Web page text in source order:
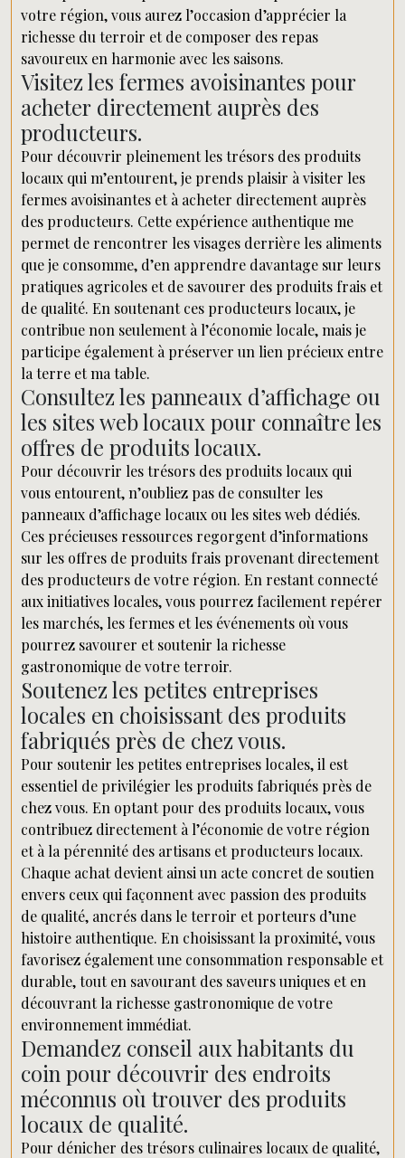
votre région, vous aurez l’occasion d’apprécier la
richesse du terroir et de composer des repas
savoureux en harmonie avec les saisons.
Visitez les fermes avoisinantes pour
acheter directement auprès des
producteurs.
Pour découvrir pleinement les trésors des produits
locaux qui m’entourent, je prends plaisir à visiter les
fermes avoisinantes et à acheter directement auprès
des producteurs. Cette expérience authentique me
permet de rencontrer les visages derrière les aliments
que je consomme, d’en apprendre davantage sur leurs
pratiques agricoles et de savourer des produits frais et
de qualité. En soutenant ces producteurs locaux, je
contribue non seulement à l’économie locale, mais je
participe également à préserver un lien précieux entre
la terre et ma table.
Consultez les panneaux d’affichage ou
les sites web locaux pour connaître les
offres de produits locaux.
Pour découvrir les trésors des produits locaux qui
vous entourent, n’oubliez pas de consulter les
panneaux d’affichage locaux ou les sites web dédiés.
Ces précieuses ressources regorgent d’informations
sur les offres de produits frais provenant directement
des producteurs de votre région. En restant connecté
aux initiatives locales, vous pourrez facilement repérer
les marchés, les fermes et les événements où vous
pourrez savourer et soutenir la richesse
gastronomique de votre terroir.
Soutenez les petites entreprises
locales en choisissant des produits
fabriqués près de chez vous.
Pour soutenir les petites entreprises locales, il est
essentiel de privilégier les produits fabriqués près de
chez vous. En optant pour des produits locaux, vous
contribuez directement à l’économie de votre région
et à la pérennité des artisans et producteurs locaux.
Chaque achat devient ainsi un acte concret de soutien
envers ceux qui façonnent avec passion des produits
de qualité, ancrés dans le terroir et porteurs d’une
histoire authentique. En choisissant la proximité, vous
favorisez également une consommation responsable et
durable, tout en savourant des saveurs uniques et en
découvrant la richesse gastronomique de votre
environnement immédiat.
Demandez conseil aux habitants du
coin pour découvrir des endroits
méconnus où trouver des produits
locaux de qualité.
Pour dénicher des trésors culinaires locaux de qualité,